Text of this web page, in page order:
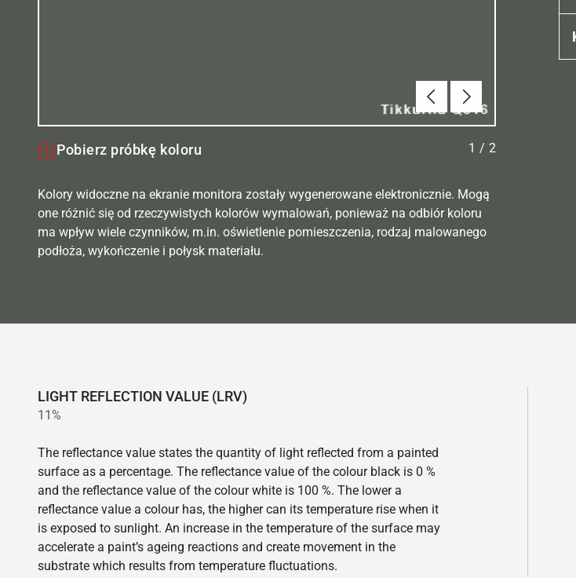
Poprzednie
Dalej
Pobierz próbkę koloru 1 / 2
Kolory widoczne na ekranie monitora zostały wygenerowane elektronicznie. Mogą
one różnić się od rzeczywistych kolorów wymalowań, ponieważ na odbiór koloru
ma wpływ wiele czynników, m.in. oświetlenie pomieszczenia, rodzaj malowanego
podłoża, wykończenie i połysk materiału.
LIGHT REFLECTION VALUE (LRV)
11%
The reflectance value states the quantity of light reflected from a painted
surface as a percentage. The reflectance value of the colour black is 0 %
and the reflectance value of the colour white is 100 %. The lower a
reflectance value a colour has, the higher can its temperature rise when it
is exposed to sunlight. An increase in the temperature of the surface may
accelerate a paint’s ageing reactions and create movement in the
substrate which results from temperature fluctuations.